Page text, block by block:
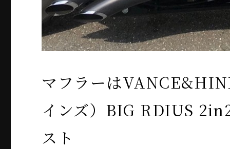
マフラーは
インズ）BIG RDIUS
スト